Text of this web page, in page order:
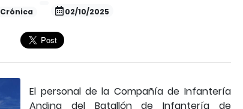
Crónica 02/10/2025
El personal de la Compañía de Infantería
Andina del Batallón de Infantería de